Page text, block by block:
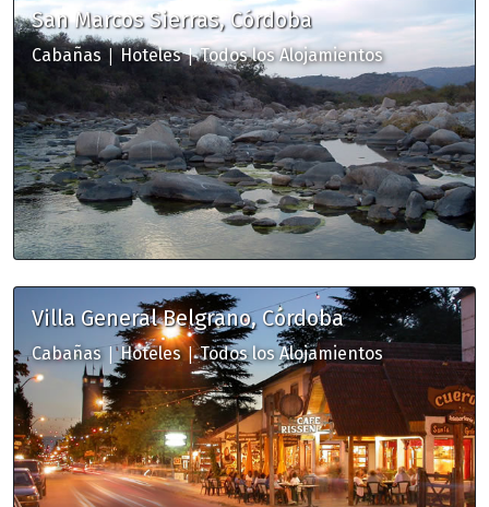
San Marcos Sierras, Córdoba
Cabañas |Hoteles|Todos los Alojamientos
Villa General Belgrano, Córdoba
Cabañas|Hoteles|Todos los Alojamientos